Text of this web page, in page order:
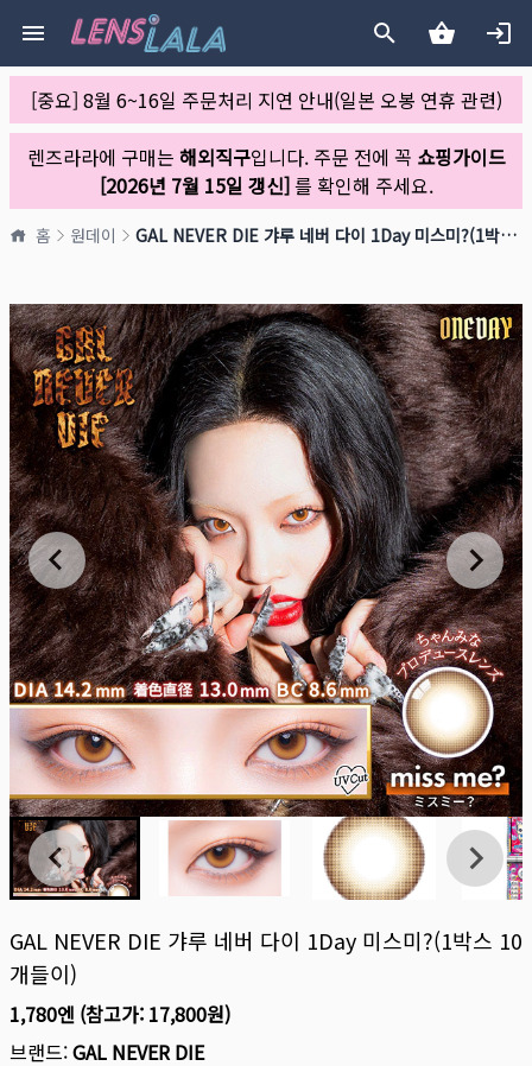
[중요] 8월 6~16일 주문처리 지연 안내(일본 오봉 연휴 관련)
렌즈라라에 구매는 해외직구입니다. 주문 전에 꼭 쇼핑가이드
[2026년 7월 15일 갱신]를 확인해 주세요.
홈 원데이 GAL NEVER DIE 갸루 네버 다이 1Day 미스미?(1박스 10개들이)
GAL NEVER DIE 갸루 네버 다이 1Day 미스미?(1박스 10
개들이)
1,780엔 (참고가: 17,800원)
브랜드:GAL NEVER DIE